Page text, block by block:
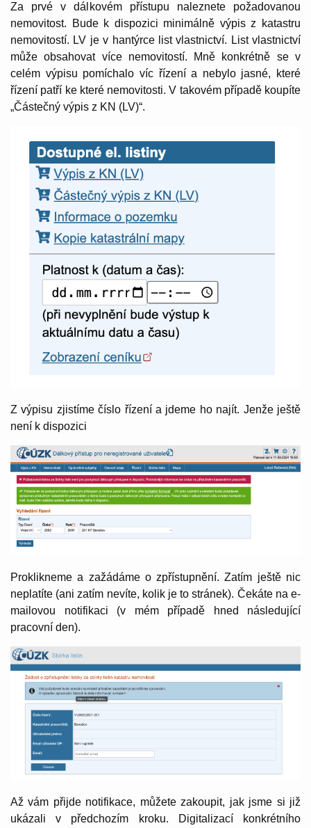
Za prvé v dálkovém přístupu naleznete požadovanou
nemovitost. Bude k dispozici minimálně výpis z katastru
nemovitostí. LV je v hantýrce list vlastnictví. List vlastnictví
může obsahovat více nemovitostí. Mně konkrétně se v
celém výpisu pomíchalo víc řízení a nebylo jasné, které
řízení patří ke které nemovitosti. V takovém případě koupíte
„Částečný výpis z KN (LV)“.
Z výpisu zjistíme číslo řízení a jdeme ho najít. Jenže ještě
není k dispozici
Proklikneme a zažádáme o zpřístupnění. Zatím ještě nic
neplatíte (ani zatím nevíte, kolik je to stránek). Čekáte na e-
mailovou notifikaci (v mém případě hned následující
pracovní den).
Až vám přijde notifikace, můžete zakoupit, jak jsme si již
ukázali v předchozím kroku. Digitalizací konkrétního